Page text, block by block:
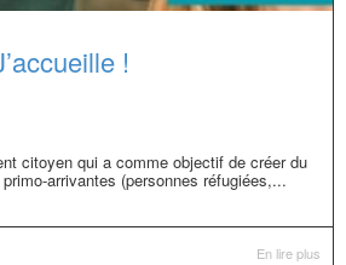
!
citoyen qui a comme objectif de créer du
arrivantes (personnes réfugiées,...
En lire plus